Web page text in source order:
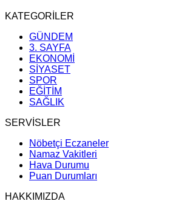
KATEGORİLER
GÜNDEM
3. SAYFA
EKONOMİ
SİYASET
SPOR
EĞİTİM
SAĞLIK
SERVİSLER
Nöbetçi Eczaneler
Namaz Vakitleri
Hava Durumu
Puan Durumları
HAKKIMIZDA